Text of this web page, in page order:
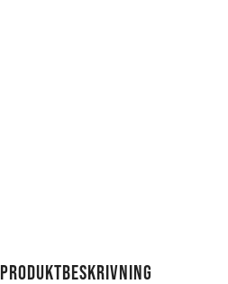
PRODUKTBESKRIVNING